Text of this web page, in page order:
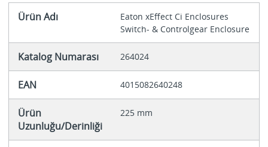
Ürün Adı
Eaton xEffect Ci Enclosures
Switch- & Controlgear Enclosure
Katalog Numarası 264024
EAN 4015082640248
Ürün
Uzunluğu/Derinliği
225 mm